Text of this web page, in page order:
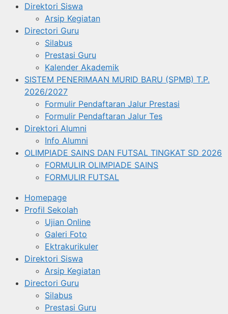
Direktori Siswa
Arsip Kegiatan
Directori Guru
Silabus
Prestasi Guru
Kalender Akademik
SISTEM PENERIMAAN MURID BARU (SPMB) T.P.
2026/2027
Formulir Pendaftaran Jalur Prestasi
Formulir Pendaftaran Jalur Tes
Direktori Alumni
Info Alumni
OLIMPIADE SAINS DAN FUTSAL TINGKAT SD 2026
FORMULIR OLIMPIADE SAINS
FORMULIR FUTSAL
Homepage
Profil Sekolah
Ujian Online
Galeri Foto
Ektrakurikuler
Direktori Siswa
Arsip Kegiatan
Directori Guru
Silabus
Prestasi Guru